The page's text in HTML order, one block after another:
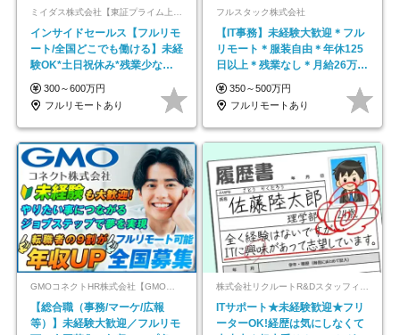
インサイドセールス【フルリモ
ート/全国どこでも働ける】未経
験OK*土日祝休み*残業少なめ*
在宅勤務手当あり
300～600万円
フルリモートあり
フルスタック株式会社
【IT事務】未経験大歓迎＊フル
リモート＊服装自由＊年休125
日以上＊残業なし＊月給26万円
以上
350～500万円
フルリモートあり
GMOコネクトHR株式会社【GMOインターネットグループ】
【総合職（事務/マーケ/広報
等）】未経験大歓迎／フルリモ
株式会社リクルートR&Dスタッフィング【リクルートグループ】
ITサポート★未経験歓迎★フリ
ーターOK!経歴は気にしなくて